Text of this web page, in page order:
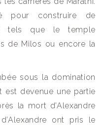
pour construire de
tels que le temple
de Milos ou encore la
sous la domination
est devenue une partie
la mort d’Alexandre
ont pris le